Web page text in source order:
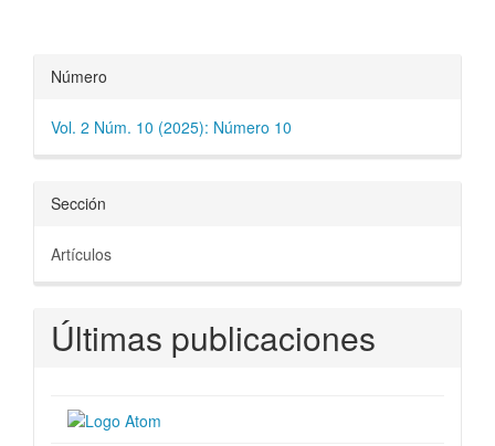
Detalles
artículo
Número
Vol. 2 Núm. 10 (2025): Número 10
Sección
Artículos
Últimas publicaciones